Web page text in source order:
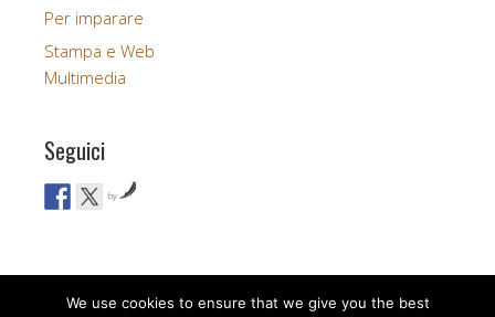
Per imparare
Stampa e Web
Multimedia
Seguici
by
We use cookies to ensure that we give you the best